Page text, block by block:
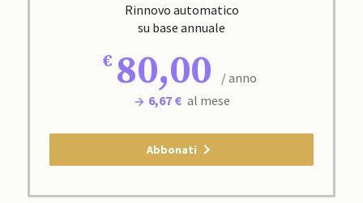
Rinnovo automatico
su base annuale
80,00
/ anno
6,67 € al mese
Abbonati